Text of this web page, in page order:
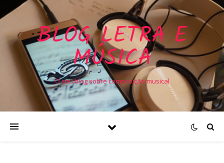
BLOG LETRA E
MÚSICA
O seu blog sobre composição musical